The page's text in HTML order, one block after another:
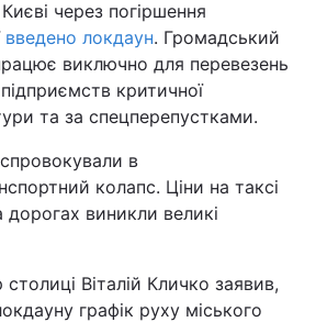
через погіршення
введено локдаун. Громадський
виключно для перевезень
підприємств критичної
та за спецперепустками.
в
колапс. Ціни на таксі
дорогах виникли великі
столиці Віталій Кличко заявив,
графік руху міського